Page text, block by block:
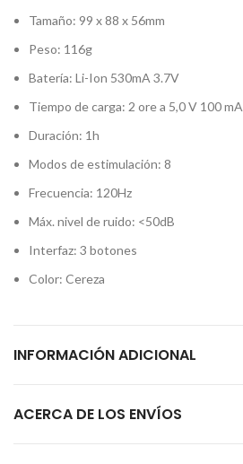
Tamaño: 99 x 88 x 56mm
Peso: 116g
Batería: Li-Ion 530mA 3.7V
Tiempo de carga: 2 ore a 5,0 V 100 mA
Duración: 1h
Modos de estimulación: 8
Frecuencia: 120Hz
Máx. nivel de ruido: <50dB
Interfaz: 3 botones
Color: Cereza
INFORMACIÓN ADICIONAL
ACERCA DE LOS ENVÍOS